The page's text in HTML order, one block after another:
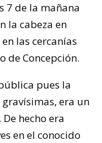
7 de la mañana
la cabeza en
las cercanías
de Concepción.
pues la
era un
hecho era
en el conocido